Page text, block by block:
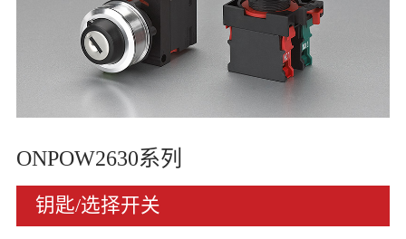
ONPOW2630系列
钥匙/选择开关